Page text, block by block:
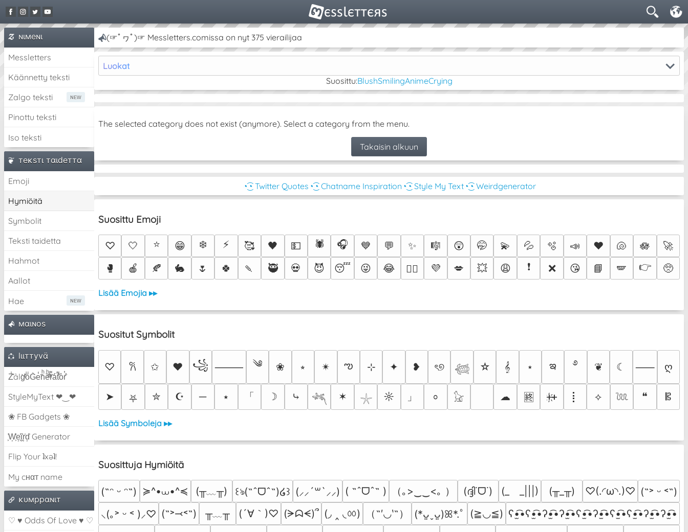
ɴιмeɴι
Messletters
Käännetty teksti
Zalgo teksti
Pinottu teksti
Iso teksti
тeĸѕтι тαιdeттα
Emoji
Hymiöitä
Symbolit
Teksti taidetta
Hahmot
Aallot
Hae
мαιɴoѕ
lιιттyvα̈
Z̾̽ảlg̀͐ͭ̽oͧG̀e̒̃nͪȅͪͫ̏̐r͌̑á͑t͌̑͛o̊r̓̐
StyleMyText ❤‿❤
❀ FB Gadgets ❀
͕͗W͕͕͗͗e͕͕͗͗i͕͕͗͗r͕͗d͕͗ Generator
Flip Your ʇxəʇ!
My cнαт name
ĸυмppαɴιт
♡ ♥ Odds Of Love ♥ ♡
(☞ﾟヮﾟ)☞ Messletters.comissa on nyt 375 vierailijaa
Luokat
Suosittu:BlushSmilingAnimeCrying
The selected category does not exist (anymore). Select a category from the menu.
Takaisin alkuun
◔͜͡◔ Twitter Quotes ◔͜͡◔ Chatname Inspiration ◔͜͡◔ Style My Text◔͜͡◔ Weirdgenerator
Suosittu Emoji
♡ 🤍 ⭐ 😁 ❄️ ⚡ 🥰 🖤 💵 🕷️ 🎧 💙 💬 ✨ 🎼 😲 🤭 💫 💦 🫧 📣 ♥️ 🐚 🪷
🚀
🥊
🍎 🍂 🐇 🌷 🍀 🍡 🥷 💀 😈 😴 😜 😂 ❤️‍🔥 💜 💋 💥 😩 ❗ ❌ 😘 📘 🪽 👉 🥺
Lisää Emojia ▸▸
Suositut Symbolit
♡ 𐙚 ✩ ♥ ꧁ ⸻ ༄ ❀ ⭒ ✴︎ ఌ ⊹ ✦ ❥ ৎ୭ 𓆉 ☆ 𝄞 ⋆ ఇ ࿔ ❦ ☾ ⸺ ღ
➤ ⛧ ✮ ☪ ─ ⭑ 「 ☽ ⤷ 𓆈 ✶ 𓇼 ☼ 」 ⸰ 𓃠 ☁ 🈡 ᚐ҉ᚐ ⡇ ⟡ 𓆙 ❝ 𝄡
Lisää Symboleja ▸▸
Suosittuja Hymiöitä
(˶ᵔ ᵕ ᵔ˶) ≽^•⩊•^≼ (╥﹏╥) ꒰ঌ(˶ˆᗜˆ˵)໒꒱ (⸝⸝´꒳`⸝⸝) ( ˶ˆᗜˆ˵ ) （｡>‿‿<｡ ） (ദ്ദി˙ᗜ˙) (_　_|||) (╥_╥) ♡(.◜ω◝.)♡ (˶˃ ᵕ ˂˶)
⸜(｡˃ ᵕ ˂ )⸝♡ (˶˃⤙˂˶) ╥﹏╥ (´∀｀)♡ (ᗒᗣᗕ)՞ (◞ ‸ ◟ㆀ) （˶′◡‵˶） (*ᴗ͈ˬᴗ͈)ꕤ*.ﾟ (≧◡≦) ʕ•̫͡•ʕ•̫͡•ʔ•̫͡•ʔ•̫͡•ʕ•̫͡•ʔ•̫͡•ʕ•̫͡•ʕ•̫͡•ʔ•̫͡•ʔ•̫͡•